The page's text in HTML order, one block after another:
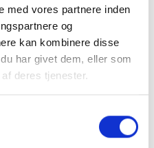
med vores partnere inden
og
kan kombinere disse
har givet dem, eller som
deres tjenester.